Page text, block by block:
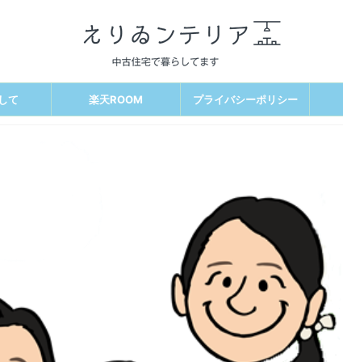
て 楽天ROOM プライバシーポリシー